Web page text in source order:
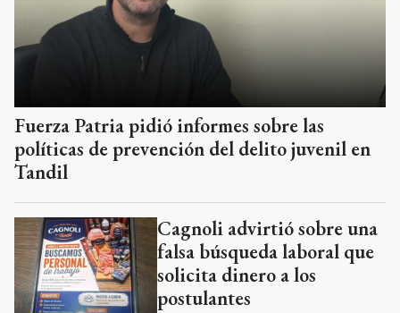
Fuerza Patria pidió informes sobre las
políticas de prevención del delito juvenil en
Tandil
Cagnoli advirtió sobre una
falsa búsqueda laboral que
solicita dinero a los
postulantes